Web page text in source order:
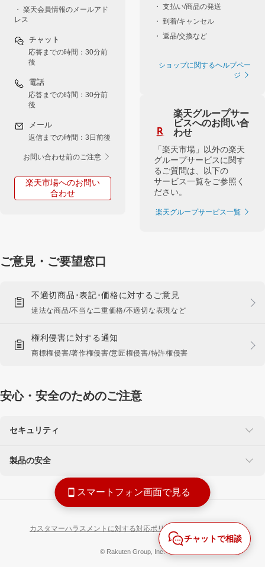
チャットで相談
スマートフォン画面で見る
・ 楽天会員情報のメールアド
レス
チャット
応答までの時間：30分前
後
電話
応答までの時間：30分前
後
メール
返信までの時間：3日前後
お問い合わせ前のご注意
楽天市場へのお問い
合わせ
・ 支払い/商品の発送
・ 到着/キャンセル
・ 返品/交換など
ショップに関するヘルプペー
ジ
楽天グループサー
ビスへのお問い合
わせ
「楽天市場」以外の楽天
グループサービスに関す
るご質問は、以下の
サービス一覧をご参照く
ださい。
楽天グループサービス一覧
ご意見・ご要望窓口
不適切商品･表記･価格に対するご意見
違法な商品/不当な二重価格/不適切な表現など
権利侵害に対する通知
商標権侵害/著作権侵害/意匠権侵害/特許権侵害
安心・安全のためのご注意
セキュリティ
楽天を装った不正にご注意ください
なりすましサイト・偽メール報告
製品の安全
使用に注意が必要な製品
カスタマーハラスメントに対する対応ポリシー
© Rakuten Group, Inc.